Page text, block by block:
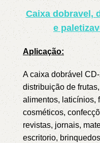
Caixa dobravel,
e
Aplicação:
A caixa dobrável
distribuição de
alimentos, laticínios,
cosméticos,
revistas, jornais,
escritorio,